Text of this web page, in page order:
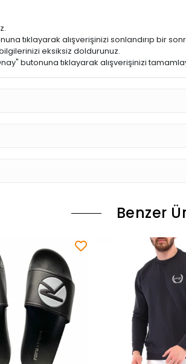
tıklayarak alışverişinizi sonlandırıp bir
eksiksiz doldurunuz.
butonuna tıklayarak alışverişinizi
Benzer